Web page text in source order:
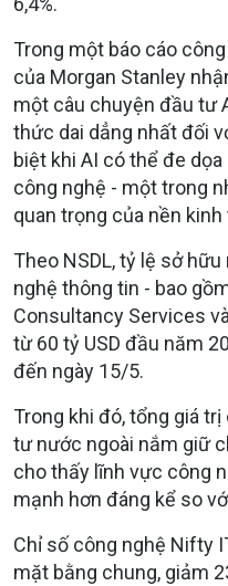
Trong một báo cáo
của Morgan Stanley
một câu chuyện đầu tư
thức dai dẳng nhất đối
biệt khi AI có thể đe
công nghệ - một trong
quan trọng của nền kinh
Theo NSDL, tỷ lệ sở
nghệ thông tin - bao
Consultancy Services
từ 60 tỷ USD đầu năm
đến ngày 15/5.
Trong khi đó, tổng giá
tư nước ngoài nắm giữ
cho thấy lĩnh vực công
mạnh hơn đáng kể so
Chỉ số công nghệ Nifty
mặt bằng chung, giảm